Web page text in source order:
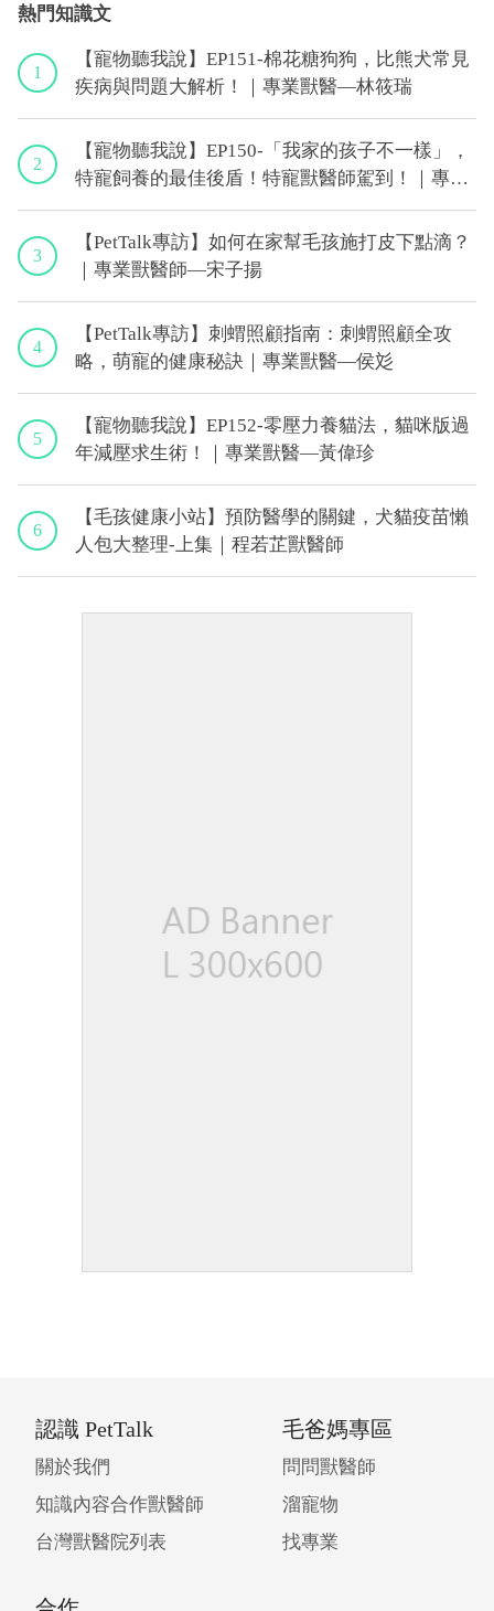
熱門知識文
1
【寵物聽我說】EP151-棉花糖狗狗，比熊犬常見
疾病與問題大解析！｜專業獸醫—林筱瑞
2
【寵物聽我說】EP150-「我家的孩子不一樣」，
特寵飼養的最佳後盾！特寵獸醫師駕到！｜專業
獸醫—侯彣
3
【PetTalk專訪】如何在家幫毛孩施打皮下點滴？
｜專業獸醫師—宋子揚
4
【PetTalk專訪】刺蝟照顧指南：刺蝟照顧全攻
略，萌寵的健康秘訣｜專業獸醫—侯彣
5
【寵物聽我說】EP152-零壓力養貓法，貓咪版過
年減壓求生術！｜專業獸醫—黃偉珍
6
【毛孩健康小站】預防醫學的關鍵，犬貓疫苗懶
人包大整理-上集｜程若芷獸醫師
認識 PetTalk
關於我們
知識內容合作獸醫師
台灣獸醫院列表
毛爸媽專區
問問獸醫師
溜寵物
找專業